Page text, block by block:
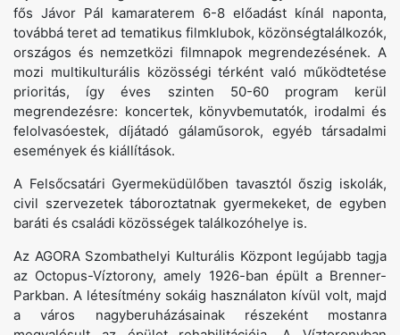
fős Jávor Pál kamaraterem 6-8 előadást kínál naponta,
továbbá teret ad tematikus filmklubok, közönségtalálkozók,
országos és nemzetközi filmnapok megrendezésének. A
mozi multikulturális közösségi térként való működtetése
prioritás, így éves szinten 50-60 program kerül
megrendezésre: koncertek, könyvbemutatók, irodalmi és
felolvasóestek, díjátadó gálaműsorok, egyéb társadalmi
események és kiállítások.
A Felsőcsatári Gyermeküdülőben tavasztól őszig iskolák,
civil szervezetek táboroztatnak gyermekeket, de egyben
baráti és családi közösségek találkozóhelye is.
Az AGORA Szombathelyi Kulturális Központ legújabb tagja
az Octopus-Víztorony, amely 1926-ban épült a Brenner-
Parkban. A létesítmény sokáig használaton kívül volt, majd
a város nagyberuházásainak részeként mostanra